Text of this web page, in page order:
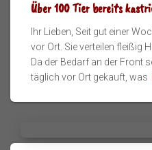
Über 100 Tier bereits
Ihr Lieben, Seit gut einer
vor Ort. Sie verteilen fleißig
Da der Bedarf an der Front
täglich vor Ort gekauft, was